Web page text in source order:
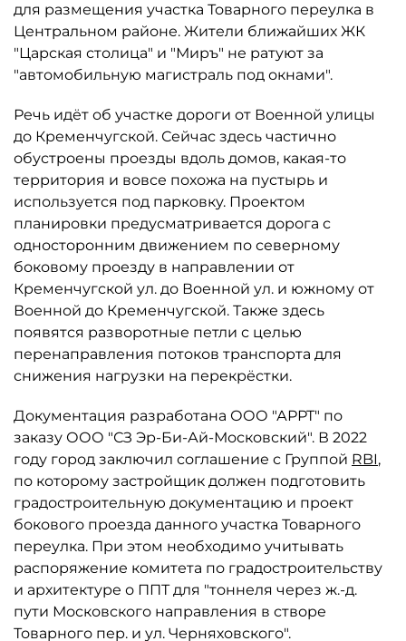
для размещения участка Товарного переулка в
Центральном районе. Жители ближайших ЖК
"Царская столица" и "Миръ" не ратуют за
"автомобильную магистраль под окнами".
Речь идёт об участке дороги от Военной улицы
до Кременчугской. Сейчас здесь частично
обустроены проезды вдоль домов, какая-то
территория и вовсе похожа на пустырь и
используется под парковку. Проектом
планировки предусматривается дорога с
односторонним движением по северному
боковому проезду в направлении от
Кременчугской ул. до Военной ул. и южному от
Военной до Кременчугской. Также здесь
появятся разворотные петли с целью
перенаправления потоков транспорта для
снижения нагрузки на перекрёстки.
Документация разработана ООО "АРРТ" по
заказу ООО "СЗ Эр-Би-Ай-Московский". В 2022
году город заключил соглашение с Группой RBI,
по которому застройщик должен подготовить
градостроительную документацию и проект
бокового проезда данного участка Товарного
переулка. При этом необходимо учитывать
распоряжение комитета по градостроительству
и архитектуре о ППТ для "тоннеля через ж.-д.
пути Московского направления в створе
Товарного пер. и ул. Черняховского".